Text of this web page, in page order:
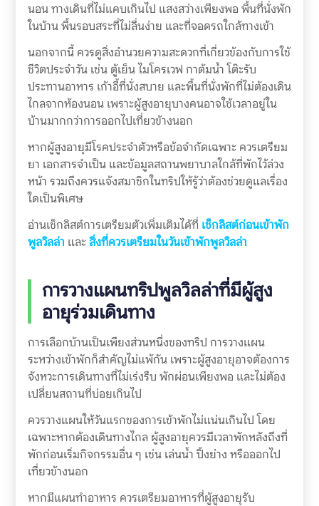
นอน ทางเดินที่ไม่แคบเกินไป แสงสว่างเพียงพอ พื้นที่นั่งพัก
ในบ้าน พื้นรอบสระที่ไม่ลื่นง่าย และที่จอดรถใกล้ทางเข้า
นอกจากนี้ ควรดูสิ่งอำนวยความสะดวกที่เกี่ยวข้องกับการใช้
ชีวิตประจำวัน เช่น ตู้เย็น ไมโครเวฟ กาต้มน้ำ โต๊ะรับ
ประทานอาหาร เก้าอี้ที่นั่งสบาย และพื้นที่นั่งพักที่ไม่ต้องเดิน
ไกลจากห้องนอน เพราะผู้สูงอายุบางคนอาจใช้เวลาอยู่ใน
บ้านมากกว่าการออกไปเที่ยวข้างนอก
หากผู้สูงอายุมีโรคประจำตัวหรือข้อจำกัดเฉพาะ ควรเตรียม
ยา เอกสารจำเป็น และข้อมูลสถานพยาบาลใกล้ที่พักไว้ล่วง
หน้า รวมถึงควรแจ้งสมาชิกในทริปให้รู้ว่าต้องช่วยดูแลเรื่อง
ใดเป็นพิเศษ
อ่านเช็กลิสต์การเตรียมตัวเพิ่มเติมได้ที่ เช็กลิสต์ก่อนเข้าพัก
พูลวิลล่า และสิ่งที่ควรเตรียมในวันเข้าพักพูลวิลล่า
การวางแผนทริปพูลวิลล่าที่มีผู้สูง
อายุร่วมเดินทาง
การเลือกบ้านเป็นเพียงส่วนหนึ่งของทริป การวางแผน
ระหว่างเข้าพักก็สำคัญไม่แพ้กัน เพราะผู้สูงอายุอาจต้องการ
จังหวะการเดินทางที่ไม่เร่งรีบ พักผ่อนเพียงพอ และไม่ต้อง
เปลี่ยนสถานที่บ่อยเกินไป
ควรวางแผนให้วันแรกของการเข้าพักไม่แน่นเกินไป โดย
เฉพาะหากต้องเดินทางไกล ผู้สูงอายุควรมีเวลาพักหลังถึงที่
พักก่อนเริ่มกิจกรรมอื่น ๆ เช่น เล่นน้ำ ปิ้งย่าง หรือออกไป
เที่ยวข้างนอก
หากมีแผนทำอาหาร ควรเตรียมอาหารที่ผู้สูงอายุรับ